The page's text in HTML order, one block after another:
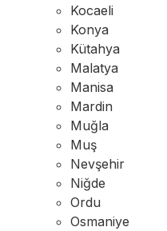
Kocaeli
Konya
Kütahya
Malatya
Manisa
Mardin
Muğla
Muş
Nevşehir
Niğde
Ordu
Osmaniye